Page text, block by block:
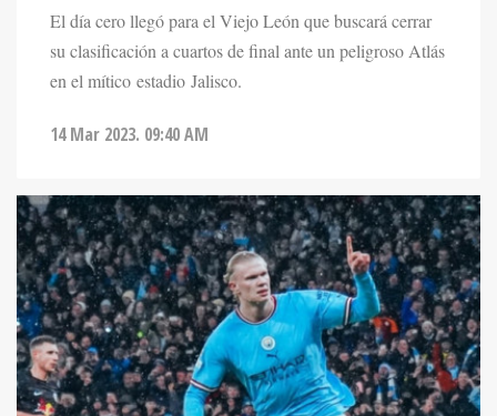
El día cero llegó para el Viejo León que buscará cerrar
su clasificación a cuartos de final ante un peligroso Atlás
en el mítico estadio Jalisco.
14 Mar 2023. 09:40 AM